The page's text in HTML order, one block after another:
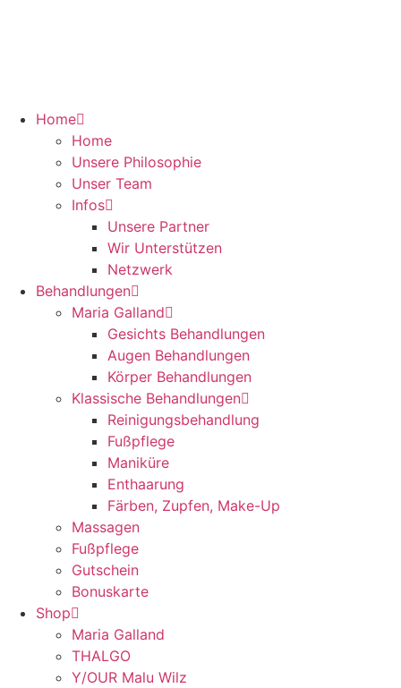
Home
Home
Unsere Philosophie
Unser Team
Infos
Unsere Partner
Wir Unterstützen
Netzwerk
Behandlungen
Maria Galland
Gesichts Behandlungen
Augen Behandlungen
Körper Behandlungen
Klassische Behandlungen
Reinigungsbehandlung
Fußpflege
Maniküre
Enthaarung
Färben, Zupfen, Make-Up
Massagen
Fußpflege
Gutschein
Bonuskarte
Shop
Maria Galland
THALGO
Y/OUR Malu Wilz